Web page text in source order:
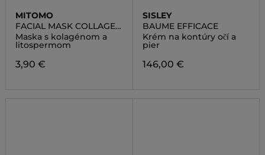
MITOMO
FACIAL MASK COLLAGEN
LITHOSPERMUM
Maska s kolagénom a
litospermom
3,90 €
SISLEY
BAUME EFFICACE
Krém na kontúry očí a
pier
146,00 €